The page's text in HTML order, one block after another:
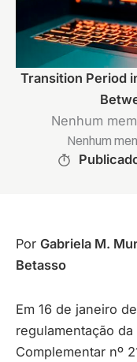
Transition Period
Nenhum
Nenhum
Por Gabriela M.
Betasso
Em 16 de janeiro
regulamentação
Complementar nº